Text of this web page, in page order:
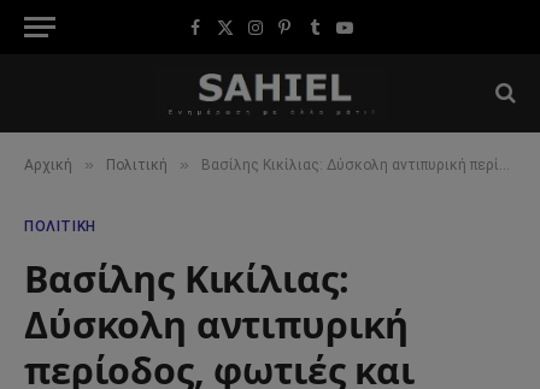
Facebook
X
Instagram
Pinterest
TumblrYouTube
Αρχική » Πολιτική » Βασίλης Κικίλιας: Δύσκολη αντιπυρική περίοδος, φωτιές και πλημμύρες – Τι δήλωσε για την κλιματική κρίση
ΠΟΛΙΤΙΚΉ
Βασίλης Κικίλιας:
Δύσκολη αντιπυρική
περίοδος, φωτιές και